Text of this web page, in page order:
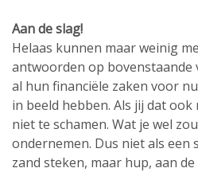
Aan de slag!
Helaas kunnen maar weinig
antwoorden op bovenstaande
al hun financiële zaken voor
in beeld hebben. Als jij dat
niet te schamen. Wat je wel
ondernemen. Dus niet als
zand steken, maar hup, aan de